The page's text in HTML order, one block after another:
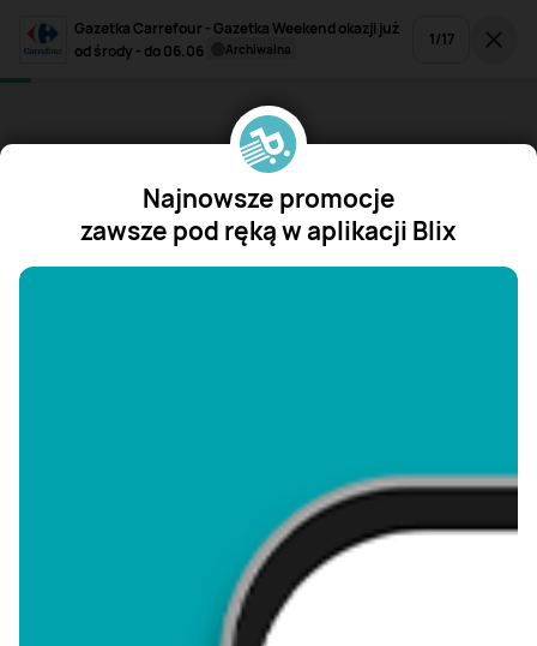
Gazetka Carrefour - Gazetka Weekend okazji już
od środy - do 06.06
archiwalna 1/17
Najnowsze promocje
zawsze pod ręką w aplikacji Blix
"/>